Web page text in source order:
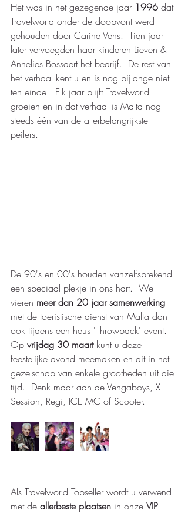
Het was in het gezegende jaar 1996 dat
Travelworld onder de doopvont werd
gehouden door Carine Vens.  Tien jaar
later vervoegden haar kinderen Lieven &
Annelies Bossaert het bedrijf.  De rest van
het verhaal kent u en is nog bijlange niet
ten einde.  Elk jaar blijft Travelworld
groeien en in dat verhaal is Malta nog
steeds één van de allerbelangrijkste
peilers.
De 90's en 00's houden vanzelfsprekend
een speciaal plekje in ons hart.  We
vieren meer dan 20 jaar samenwerking
met de toeristische dienst van Malta dan
ook tijdens een heus 'Throwback' event.
Op vrijdag 30 maart kunt u deze
feestelijke avond meemaken en dit in het
gezelschap van enkele grootheden uit die
tijd.  Denk maar aan de Vengaboys, X-
Session, Regi, ICE MC of Scooter.
Als Travelworld Topseller wordt u verwend
met de allerbeste plaatsen in onze VIP